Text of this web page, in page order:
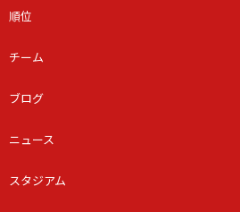
順位
チーム
ブログ
ニュース
スタジアム